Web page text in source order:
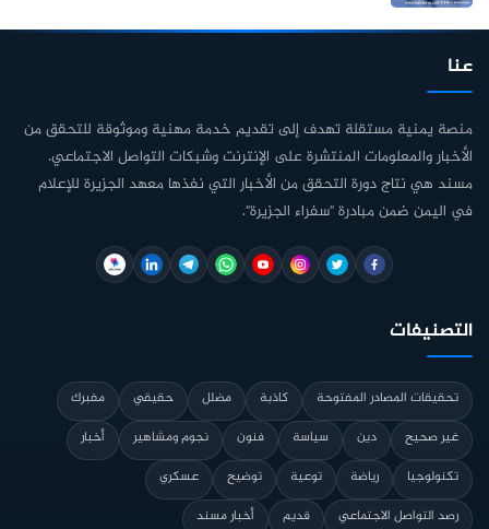
عنا
منصة يمنية مستقلة تهدف إلى تقديم خدمة مهنية وموثوقة للتحقق من
الأخبار والمعلومات المنتشرة على الإنترنت وشبكات التواصل الاجتماعي.
مسند هي نتاج دورة التحقق من الأخبار التي نفذها معهد الجزيرة للإعلام
في اليمن ضمن مبادرة "سفراء الجزيرة".
التصنيفات
تحقيقات المصادر المفتوحة كاذبة مضلل حقيقي
مفبرك
غير صحيح
دين سياسة فنون نجوم ومشاهير
أخبار
تكنولوجيا
رياضة توعية توضيح
عسكري
رصد التواصل الاجتماعي
قديم أخبار مسند